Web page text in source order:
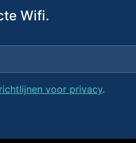
Wifi.
richtlijnen voor privacy.